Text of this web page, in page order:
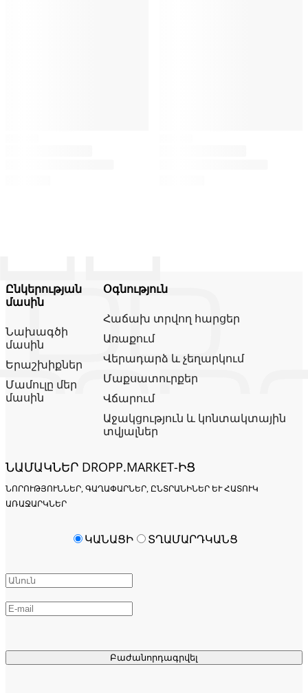
Ընկերության
մասին
Նախագծի
մասին
Երաշխիքներ
Մամուլը մեր
մասին
Օգնություն
Հաճախ տրվող հարցեր
Առաքում
Վերադարձ և չեղարկում
Մաքսատուրքեր
Վճարում
Աջակցություն և կոնտակտային
տվյալներ
ՆԱՄԱԿՆԵՐ DROPP.MARKET-ԻՑ
ՆՈՐՈՒԹՅՈՒՆՆԵՐ, ԳԱՂԱՓԱՐՆԵՐ, ԸՆՏՐԱՆԻՆԵՐ ԵՒ ՀԱՏՈՒԿ Ա
ՌԱՋԱՐԿՆԵՐ
Բաժանորդագրվել
ԿԱՆԱՑԻ ՏՂԱՄԱՐԴԿԱՆՑ